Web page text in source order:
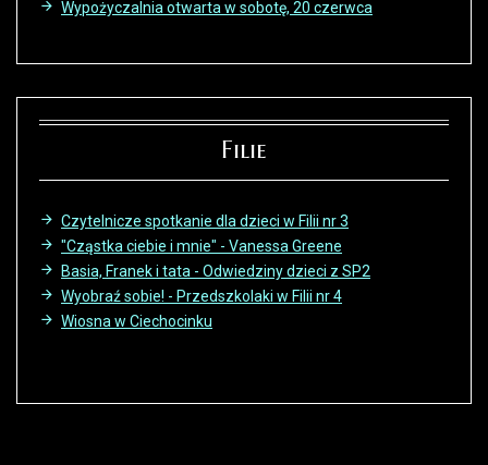
Wypożyczalnia otwarta w sobotę, 20 czerwca
Filie
Czytelnicze spotkanie dla dzieci w Filii nr 3
"Cząstka ciebie i mnie" - Vanessa Greene
Basia, Franek i tata - Odwiedziny dzieci z SP2
Wyobraź sobie! - Przedszkolaki w Filii nr 4
Wiosna w Ciechocinku